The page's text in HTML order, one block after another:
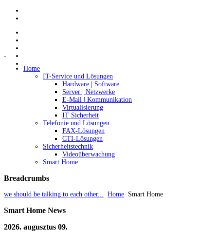
Home
IT-Service und Lösungen
Hardware | Software
Server | Netzwerke
E-Mail | Kommunikation
Virtualisierung
IT Sicherheit
Telefonie und Lösungen
FAX-Lösungen
CTI-Lösungen
Sicherheitstechnik
Videoüberwachung
Smart Home
Breadcrumbs
we should be talking to each other... Home Smart Home
Smart Home News
2026. augusztus 09.